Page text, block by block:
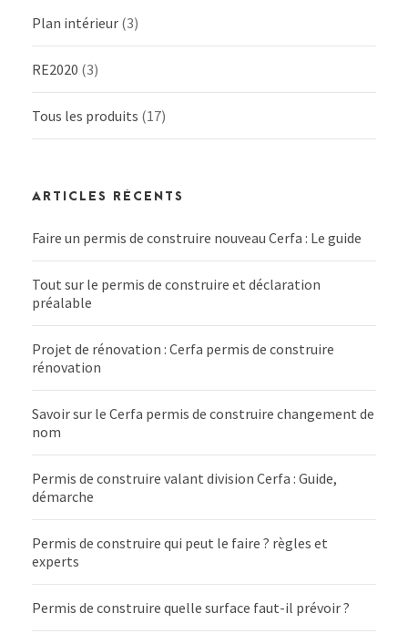
Plan intérieur (3)
RE2020 (3)
Tous les produits (17)
ARTICLES RÉCENTS
Faire un permis de construire nouveau Cerfa : Le guide
Tout sur le permis de construire et déclaration
préalable
Projet de rénovation : Cerfa permis de construire
rénovation
Savoir sur le Cerfa permis de construire changement de
nom
Permis de construire valant division Cerfa : Guide,
démarche
Permis de construire qui peut le faire ? règles et
experts
Permis de construire quelle surface faut-il prévoir ?